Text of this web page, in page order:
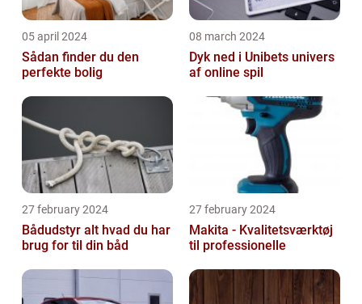
05 april 2024
Sådan finder du den
perfekte bolig
08 march 2024
Dyk ned i Unibets univers
af online spil
27 february 2024
Bådudstyr alt hvad du har
brug for til din båd
27 february 2024
Makita - Kvalitetsværktøj
til professionelle